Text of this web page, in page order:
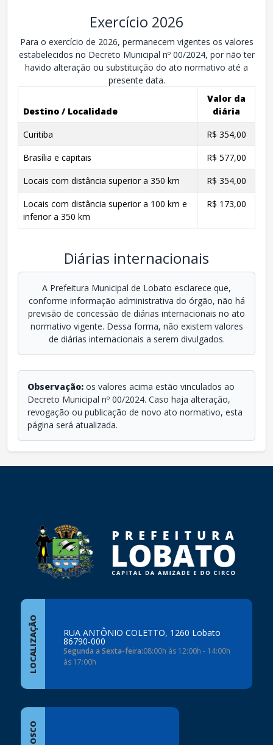
Exercício 2026
Para o exercício de 2026, permanecem vigentes os valores
estabelecidos no Decreto Municipal nº 00/2024, por não ter
havido alteração ou substituição do ato normativo até a
presente data.
Destino / Localidade
Valor da
diária
Curitiba
R$ 354,00
Brasília e capitais
R$ 577,00
Locais com distância superior a 350 km
R$ 354,00
Locais com distância superior a 100 km e
inferior a 350 km
R$ 173,00
Diárias internacionais
A Prefeitura Municipal de Lobato esclarece que,
conforme informação administrativa do órgão, não há
previsão de concessão de diárias internacionais no ato
normativo vigente. Dessa forma, não existem valores
de diárias internacionais a serem divulgados.
Observação: os valores acima estão vinculados ao
Decreto Municipal nº 00/2024. Caso haja alteração,
revogação ou publicação de novo ato normativo, esta
página será atualizada.
LOCALIZAÇÃO RUA ANTÔNIO COLETTO, 1260 Lobato
86790-000
Segunda a Sexta-feira:08:00h às 12:00h - 14:00h
às 17:00h